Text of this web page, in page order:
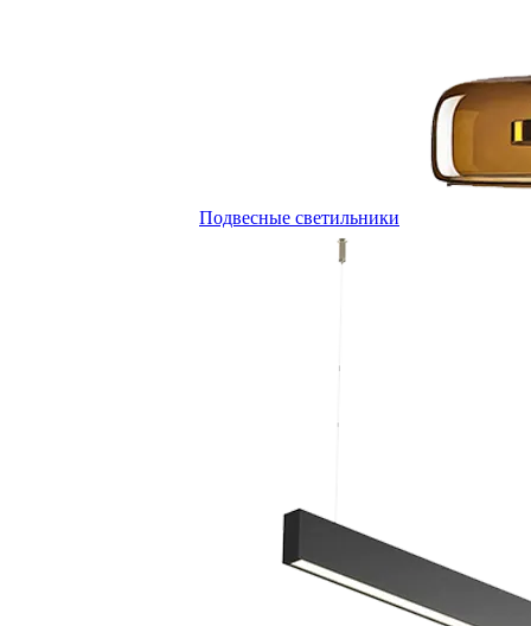
Подвесные светильники